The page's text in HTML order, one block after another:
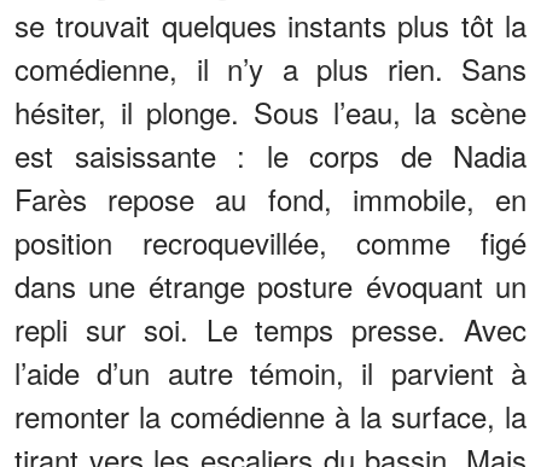
se trouvait quelques instants plus tôt la
comédienne, il n’y a plus rien. Sans
hésiter, il plonge. Sous l’eau, la scène
est saisissante : le corps de Nadia
Farès repose au fond, immobile, en
position recroquevillée, comme figé
dans une étrange posture évoquant un
repli sur soi. Le temps presse. Avec
l’aide d’un autre témoin, il parvient à
remonter la comédienne à la surface, la